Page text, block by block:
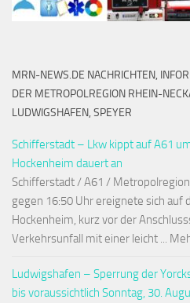
MRN-NEWS.DE NACHRICHTEN,
DER METROPOLREGION RHEIN-
LUDWIGSHAFEN, SPEYER
Schifferstadt – Lkw kippt auf A61
Hockenheim dauert an
Schifferstadt / A61 /
gegen 16:50 Uhr ereignete sich auf
Hockenheim, kurz vor der
Verkehrsunfall mit einer leicht ...
Ludwigshafen – Sperrung der
bis voraussichtlich Sonntag, 30.